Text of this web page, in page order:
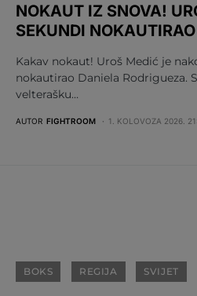
NOKAUT IZ SNOVA!
SEKUNDI
Kakav nokaut! Uroš Medić je
nokautirao Daniela Rodrigueza.
velterašku…
AUTOR FIGHTROOM 1. KOLOVOZA 2026.
BOKS REGIJA SVIJET